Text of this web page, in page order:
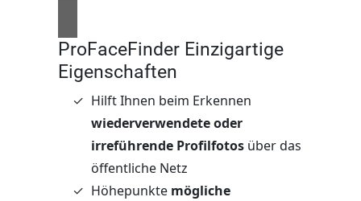
ProFaceFinder Einzigartige
Eigenschaften
Hilft Ihnen beim Erkennen
wiederverwendete oder
irreführende Profilfotosüber das
öffentliche Netz
Höhepunkte mögliche